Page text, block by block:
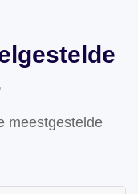
meestgestelde